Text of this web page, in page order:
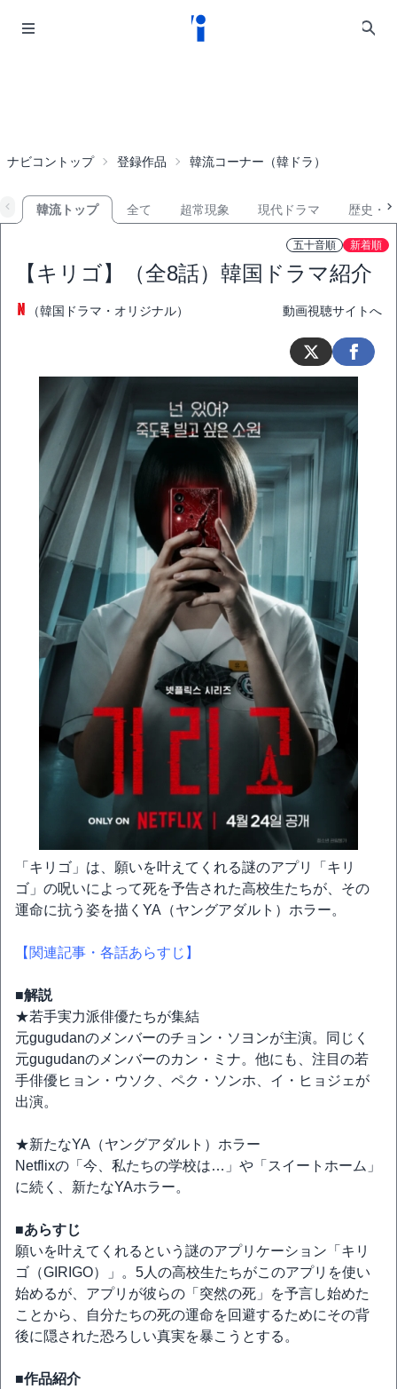
ナビコントップ 登録作品 韓流コーナー（韓ドラ）
韓流トップ 全て 超常現象 現代ドラマ 歴史・
五十音順 新着順
【キリゴ】（全8話）韓国ドラマ紹介
（韓国ドラマ・オリジナル） 動画視聴サイトへ
「キリゴ」は、願いを叶えてくれる謎のアプリ「キリ
ゴ」の呪いによって死を予告された高校生たちが、その
運命に抗う姿を描くYA（ヤングアダルト）ホラー。
【関連記事・各話あらすじ】
■解説
★若手実力派俳優たちが集結
元gugudanのメンバーのチョン・ソヨンが主演。同じく
元gugudanのメンバーのカン・ミナ。他にも、注目の若
手俳優ヒョン・ウソク、ペク・ソンホ、イ・ヒョジェが
出演。
★新たなYA（ヤングアダルト）ホラー
Netflixの「今、私たちの学校は…」や「スイートホーム」
に続く、新たなYAホラー。
■あらすじ
願いを叶えてくれるという謎のアプリケーション「キリ
ゴ（GIRIGO）」。5人の高校生たちがこのアプリを使い
始めるが、アプリが彼らの「突然の死」を予言し始めた
ことから、自分たちの死の運命を回避するためにその背
後に隠された恐ろしい真実を暴こうとする。
■作品紹介